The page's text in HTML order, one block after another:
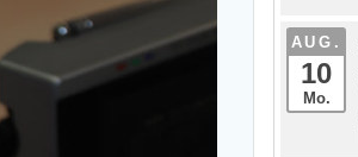
AUG.
10
Mo.